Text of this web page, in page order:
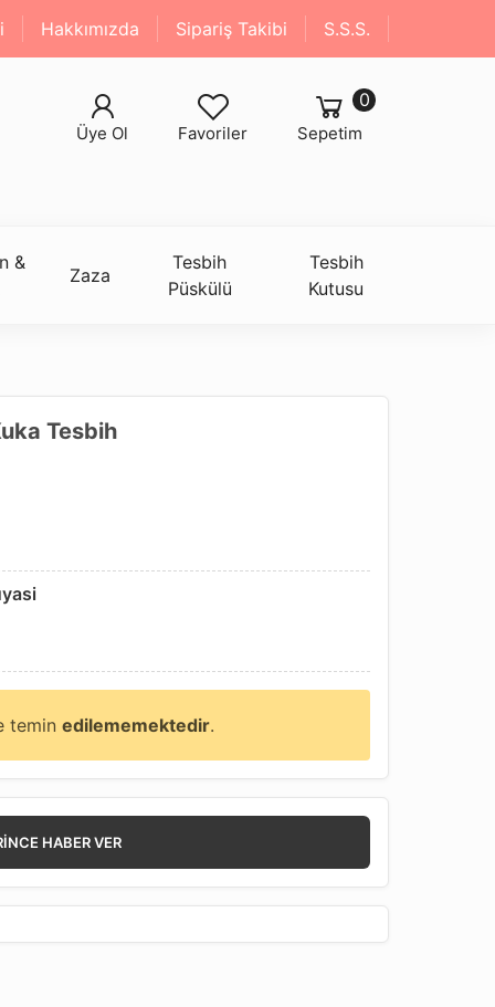
Hakkımızda Sipariş Takibi S.S.S.
Sepetim
0
Favoriler
Üye Ol
&
Zaza
Tesbih
Püskülü
Tesbih
Kutusu
Tesbih
teminedilememektedir.
HABER VER